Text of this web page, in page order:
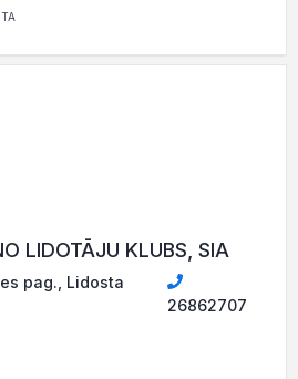
LIDOTĀJU KLUBS, SIA
pag., Lidosta
26862707